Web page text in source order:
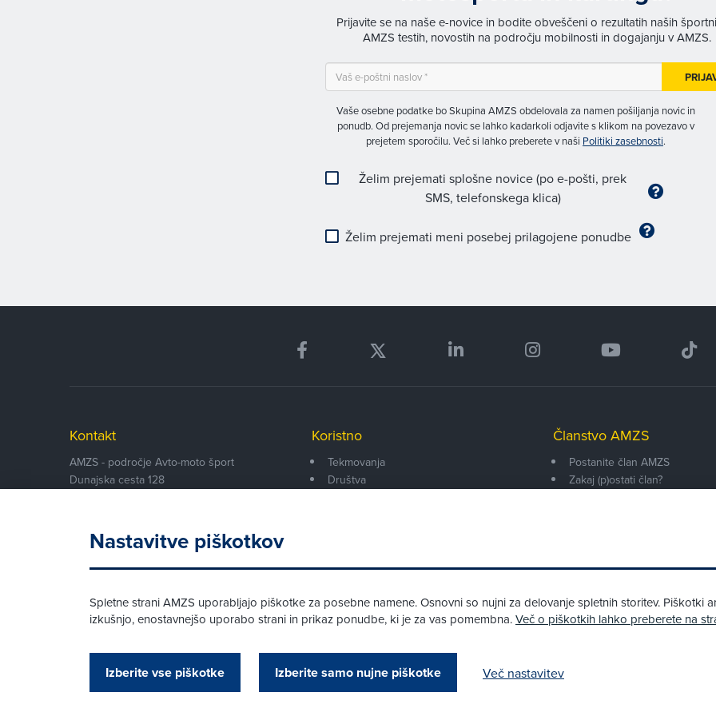
Prijavite se na naše e-novice in bodite obveščeni o rezultatih naših
AMZS testih, novostih na področju mobilnosti in dogajanju v AMZS.
Vaše osebne podatke bo Skupina AMZS obdelovala za namen pošiljanja novic in
ponudb. Od prejemanja novic se lahko kadarkoli odjavite s klikom na povezavo v
prejetem sporočilu. Več si lahko preberete v naši Politiki zasebnosti.
Želim prejemati splošne novice (po e-pošti, prek
SMS, telefonskega klica)
Želim prejemati meni posebej prilagojene ponudbe
Kontakt
AMZS - področje Avto-moto šport
Dunajska cesta 128
(01) 530 52 30
sport@amzs.si
Koristno
Tekmovanja
Društva
Članstvo AMZS
Postanite član AMZS
Zakaj (p)ostati član?
Nastavitve piškotkov
Spletne strani AMZS uporabljajo piškotke za posebne namene. Osnovni so nujni za delovanje spletnih storitev. Piškotki
izkušnjo, enostavnejšo uporabo strani in prikaz ponudbe, ki je za vas pomembna.Več o piškotkih lahko preberete na
Izberite vse piškotke Izberite samo nujne piškotke Več nastavitev